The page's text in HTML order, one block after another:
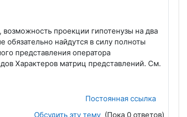
возможность проекции гипотенузы на два
обязательно найдутся в силу полноты
представления оператора
Характеров матриц представлений. См.
Постоянная ссылка
Обсудить эту тему (Пока 0 ответов)